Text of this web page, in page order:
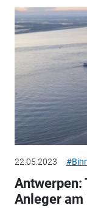
22.05.2023
Antwerpen:
Anleger am